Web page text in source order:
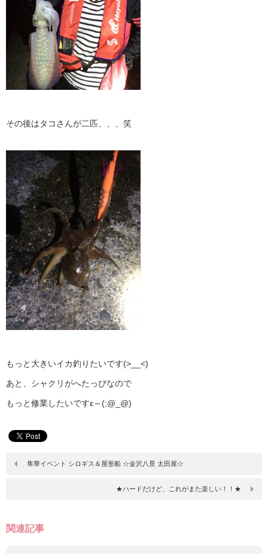
その後はタコさんが二匹、、、笑
もっと大きいイカ釣りたいです(>__<)
あと、シャクリがへたっぴなので
もっと修業したいですε～(;@_@)
隼華イベント シロギス＆屋形船 ☆金沢八景 太田屋☆
★ハードだけど、これがまた楽しい！！★
関連記事